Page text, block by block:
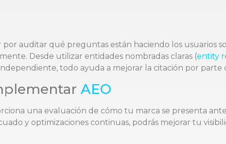
auditar qué preguntas están haciendo los usuarios
Desde utilizar entidades nombradas claras (entity
todo ayuda a mejorar la citación por parte
AEO
una evaluación de cómo tu marca se presenta
y optimizaciones continuas, podrás mejorar tu